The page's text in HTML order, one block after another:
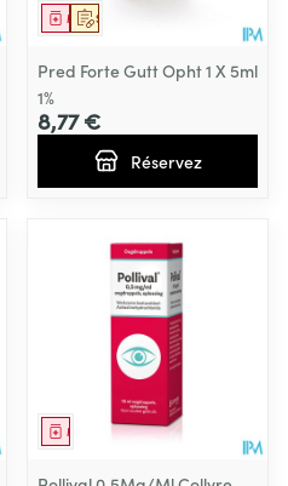
Sur prescription
Médicament
Pred Forte Gutt Opht 1 X 5ml
1%
8,77 €
Réservez
Médicament